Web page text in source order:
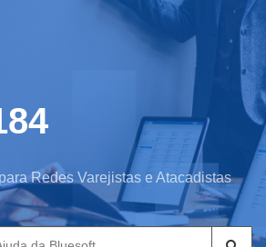
Redes Varejistas e Atacadistas